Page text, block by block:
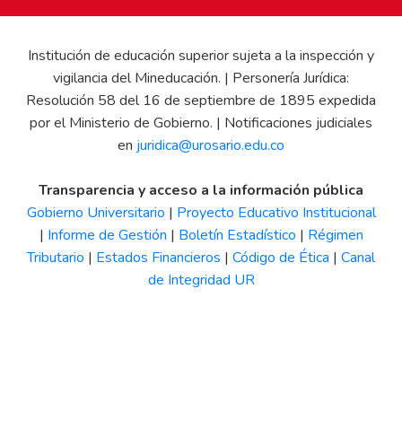
Institución de educación superior sujeta a la inspección y
vigilancia del Mineducación. | Personería Jurídica:
Resolución 58 del 16 de septiembre de 1895 expedida
por el Ministerio de Gobierno. | Notificaciones judiciales
en juridica@urosario.edu.co
Transparencia y acceso a la información pública
Gobierno Universitario | Proyecto Educativo Institucional
| Informe de Gestión | Boletín Estadístico | Régimen
Tributario | Estados Financieros | Código de Ética | Canal
de Integridad UR